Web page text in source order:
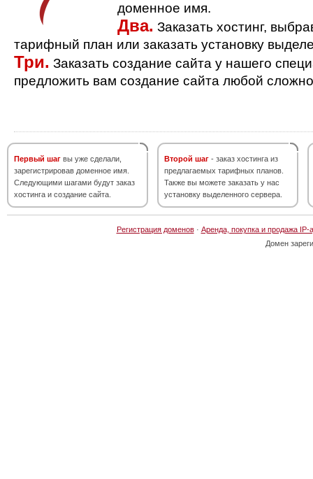
доменное имя.
Два. Заказать хостинг,
тарифный план или заказать установку
Три. Заказать создание сайта у нашего
предложить вам создание сайта любой
Первый шаг вы уже сделали,
зарегистрировав доменное имя.
Следующими шагами будут заказ
хостинга и создание сайта.
Второй шаг - заказ хостинга из
предлагаемых тарифных планов.
Также вы можете заказать у нас
установку выделенного сервера.
Регистрация доменов· Аренда, покупка и продажа IP-
Домен